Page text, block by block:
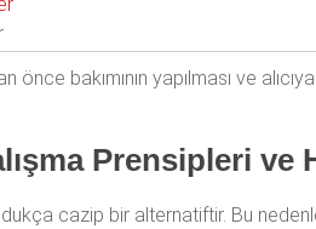
bakımının yapılması ve
Prensipleri ve
cazip bir alternatiftir. Bu